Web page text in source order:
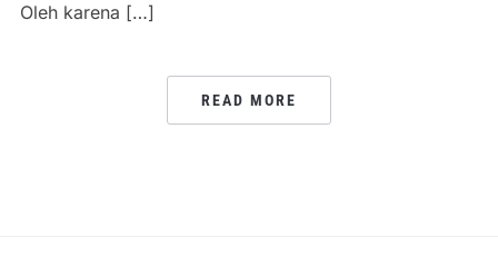
Oleh karena […]
READ MORE